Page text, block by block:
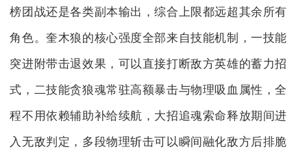
榜团战还是各类副本输出，综合上限都远超其余所有
角色。奎木狼的核心强度全部来自技能机制，一技能
突进附带击退效果，可以直接打断敌方英雄的蓄力招
式，二技能贪狼魂常驻高额暴击与物理吸血属性，全
程不用依赖辅助补给续航，大招追魂索命释放期间进
入无敌判定，多段物理斩击可以瞬间融化敌方后排脆